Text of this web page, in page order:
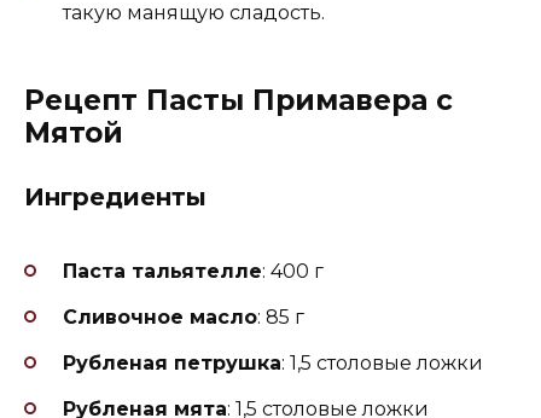
такую манящую сладость.
Рецепт Пасты Примавера с
Мятой
Ингредиенты
Паста тальятелле: 400 г
Сливочное масло: 85 г
Рубленая петрушка: 1,5 столовые ложки
Рубленая мята: 1,5 столовые ложки